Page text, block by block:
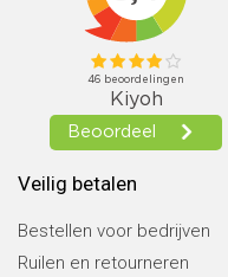
Veilig betalen
Bestellen voor bedrijven
Ruilen en retourneren